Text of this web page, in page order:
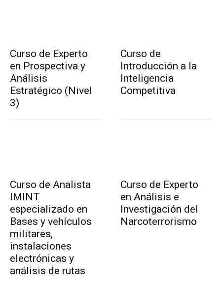
Curso de Experto
en Prospectiva y
Análisis
Estratégico (Nivel
3)
Curso de
Introducción a la
Inteligencia
Competitiva
Curso de Analista
IMINT
especializado en
Bases y vehículos
militares,
instalaciones
electrónicas y
análisis de rutas
Curso de Experto
en Análisis e
Investigación del
Narcoterrorismo